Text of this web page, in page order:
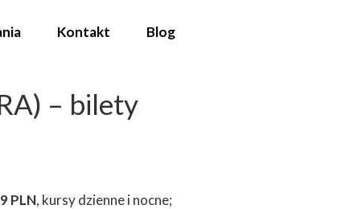
PLN, kursy dzienne i nocne;
– bilety
Kontakt Blog